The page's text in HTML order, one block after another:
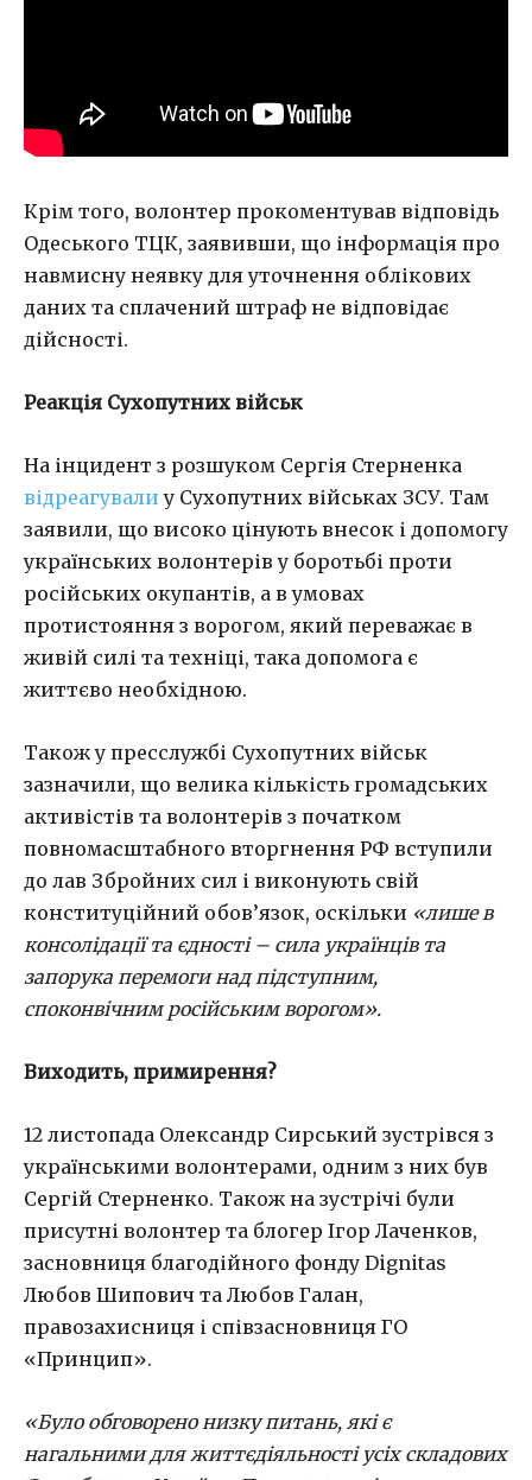
Крім того, волонтер прокоментував відповідь
Одеського ТЦК, заявивши, що інформація про
навмисну неявку для уточнення облікових
даних та сплачений штраф не відповідає
дійсності.
Реакція Сухопутних військ
На інцидент з розшуком Сергія Стерненка
відреагували у Сухопутних військах ЗСУ. Там
заявили, що високо цінують внесок і допомогу
українських волонтерів у боротьбі проти
російських окупантів, а в умовах
протистояння з ворогом, який переважає в
живій силі та техніці, така допомога є
життєво необхідною.
Також у пресслужбі Сухопутних військ
зазначили, що велика кількість громадських
активістів та волонтерів з початком
повномасштабного вторгнення РФ вступили
до лав Збройних сил і виконують свій
конституційний обов’язок, оскільки «лише в
консолідації та єдності – сила українців та
запорука перемоги над підступним,
споконвічним російським ворогом».
Виходить, примирення?
12 листопада Олександр Сирський зустрівся з
українськими волонтерами, одним з них був
Сергій Стерненко. Також на зустрічі були
присутні волонтер та блогер Ігор Лаченков,
засновниця благодійного фонду Dignitas
Любов Шипович та Любов Галан,
правозахисниця і співзасновниця ГО
«Принцип».
«Було обговорено низку питань, які є
нагальними для життєдіяльності усіх складових